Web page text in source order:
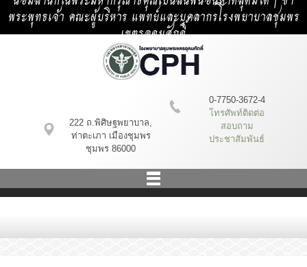
พระพุทธเจ้า คณะผู้บริหาร แพทย์และบุคลากรโรงพยาบาลชุมพร
เขตรอุดมศักดิ์
222 ถ.พิศิษฐพยาบาล,
ท่าตะเภา เมืองชุมพร
ชุมพร 86000
0-7750-3672-4
โทรศัพท์ติดต่อ
สอบถาม
ประชาสัมพันธ์